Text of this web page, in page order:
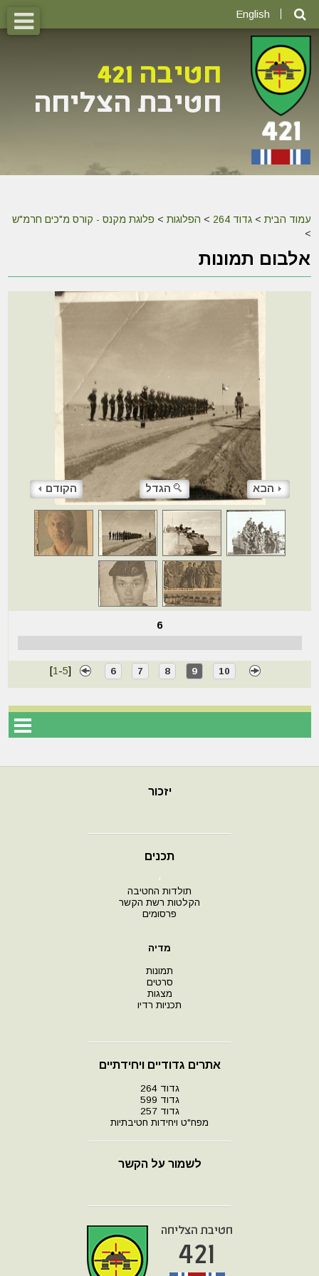
English
עמוד הבית >גדוד 264 > הפלוגות > פלוגת מקנס - קורס מ"כים חרמ"ש
>
אלבום תמונות
הקודם הגדל הבא
6
[1 -5] 6 7 8 9 10
יזכור
תכנים
י
תולדות החטיבה
הקלטות רשת הקשר
פרסומים
מדיה
תמונות
סרטים
מצגות
תכניות רדיו
אתרים גדודיים ויחידתיים
גדוד 264
גדוד 599
גדוד 257
מפח"ט ויחידות חטיבתיות
לשמור על הקשר